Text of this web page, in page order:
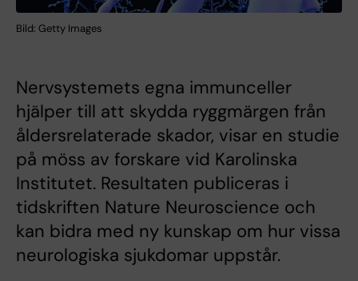
Bild: Getty Images
Nervsystemets egna immunceller
hjälper till att skydda ryggmärgen från
åldersrelaterade skador, visar en studie
på möss av forskare vid Karolinska
Institutet. Resultaten publiceras i
tidskriften Nature Neuroscience och
kan bidra med ny kunskap om hur vissa
neurologiska sjukdomar uppstår.